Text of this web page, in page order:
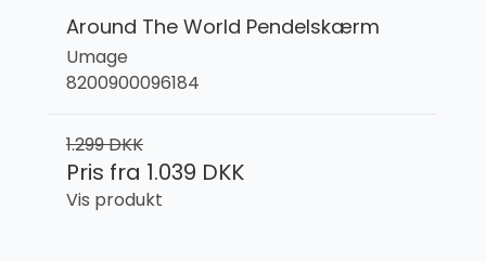
Around The World Pendelskærm
Umage
8200900096184
1.299 DKK
Pris fra 1.039 DKK
Vis produkt